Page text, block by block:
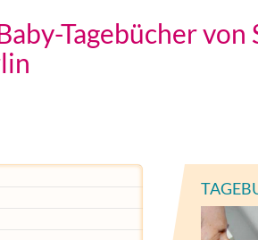
Tagebücher von